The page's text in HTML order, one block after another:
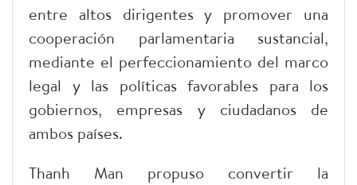
entre altos dirigentes y promover una
cooperación parlamentaria sustancial,
mediante el perfeccionamiento del marco
legal y las políticas favorables para los
gobiernos, empresas y ciudadanos de
ambos países.
Thanh Man propuso convertir la